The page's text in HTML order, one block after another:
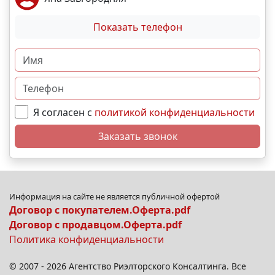
Показать телефон
Я согласен с политикой конфиденциальности
Заказать звонок
Информация на сайте не является публичной офертой
Договор с покупателем.Оферта.pdf
Договор с продавцом.Оферта.pdf
Политика конфиденциальности
© 2007 - 2026 Агентство Риэлторского Консалтинга. Все